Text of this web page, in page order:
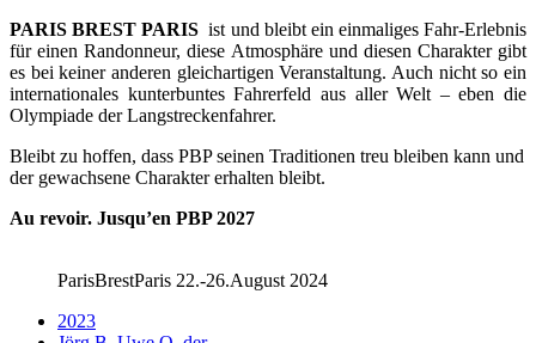
PARIS BREST PARIS ist und bleibt ein einmaliges Fahr-Erlebnis
für einen Randonneur, diese Atmosphäre und diesen Charakter gibt
es bei keiner anderen gleichartigen Veranstaltung. Auch nicht so ein
internationales kunterbuntes Fahrerfeld aus aller Welt – eben die
Olympiade der Langstreckenfahrer.
Bleibt zu hoffen, dass PBP seinen Traditionen treu bleiben kann und
der gewachsene Charakter erhalten bleibt.
Au revoir. Jusqu’en PBP 2027
ParisBrestParis 22.-26.August 2024
2023